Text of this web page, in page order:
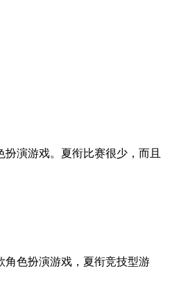
演游戏。夏衔比赛很少，而且
角色扮演游戏，夏衔竞技型游